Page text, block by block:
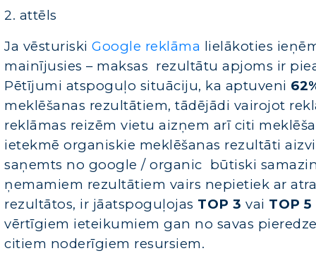
2. attēls
Ja vēsturiskiGoogle reklāma lielākoties
mainījusies – maksas rezultātu apjoms ir
Pētījumi atspoguļo situāciju, ka aptuveni
meklēšanas rezultātiem, tādējādi vairojot
reklāmas reizēm vietu aizņem arī citi
ietekmē organiskie meklēšanas rezultāti
saņemts no google / organic būtiski
ņemamiem rezultātiem vairs nepietiek ar
rezultātos, ir jāatspoguļojas TOP 3 vai TOP 5
vērtīgiem ieteikumiem gan no savas
citiem noderīgiem resursiem.